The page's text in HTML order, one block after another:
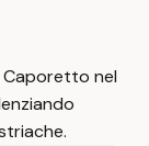
Caporetto nel